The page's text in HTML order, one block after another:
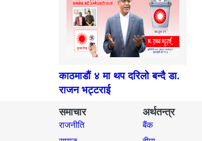
काठमाडौं ४ मा थप दरिलो बन्दै डा.
राजन भट्टराई
समाचार
राजनीति
अर्थतन्त्र
बैंक